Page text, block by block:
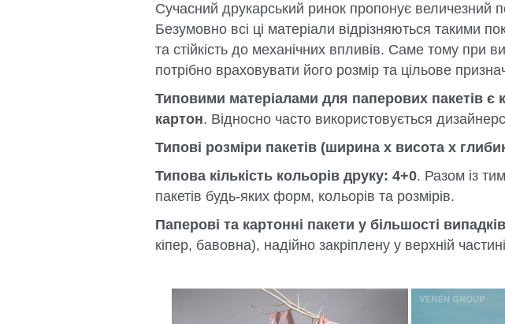
Сучасний друкарський ринок пропонує величезний
Безумовно всі ці матеріали відрізняються такими
та стійкість до механічних впливів. Саме тому при
потрібно враховувати його розмір та цільове
Типовими матеріалами для паперових пакетів є
картон. Відносно часто використовується
Типові розміри пакетів (ширина x висота x
Типова кількість кольорів друку: 4+0. Разом із
пакетів будь-яких форм, кольорів та розмірів.
Паперові та картонні пакети у більшості
кіпер, бавовна), надійно закріплену у верхній